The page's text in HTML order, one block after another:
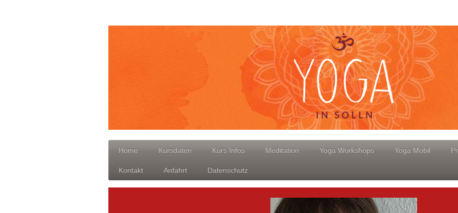
Home Kursdaten Kurs Infos Meditation Yoga Workshops Yoga Mobil
Kontakt Anfahrt Datenschutz